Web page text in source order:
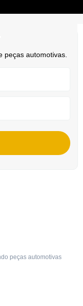
peças automotivas.
peças automotivas